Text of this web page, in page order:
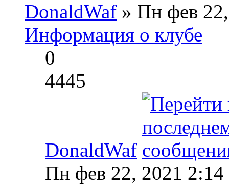
DonaldWaf » Пн фев
Информация о клубе
0
4445
DonaldWaf
Пн фев 22, 2021 2:14